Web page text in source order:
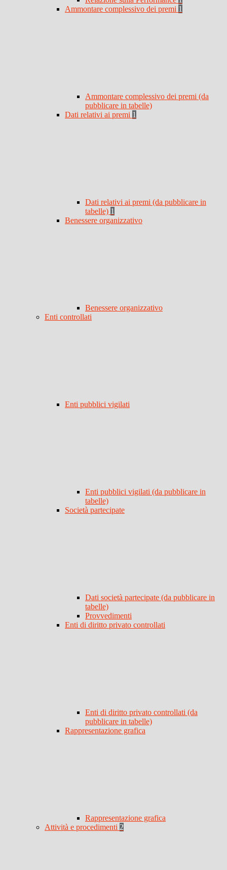
Ammontare complessivo dei premi 1
Ammontare complessivo dei premi (da
pubblicare in tabelle)
Dati relativi ai premi 1
Dati relativi ai premi (da pubblicare in
tabelle) 1
Benessere organizzativo
Benessere organizzativo
Enti controllati
Enti pubblici vigilati
Enti pubblici vigilati (da pubblicare in
tabelle)
Società partecipate
Dati società partecipate (da pubblicare in
tabelle)
Provvedimenti
Enti di diritto privato controllati
Enti di diritto privato controllati (da
pubblicare in tabelle)
Rappresentazione grafica
Rappresentazione grafica
Attività e procedimenti 2